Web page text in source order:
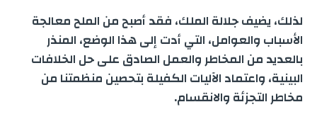
لذلك، يضيف جلالة الملك، فقد أصبح من الملح معالجة
الأسباب والعوامل، التي أدت إلى هذا الوضع، المنذر
بالعديد من المخاطر والعمل الصادق على حل الخلافات
البينية، واعتماد الآليات الكفيلة بتحصين منظمتنا من
مخاطر التجزئة والانقسام.